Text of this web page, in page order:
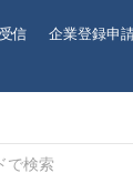
信 企業登録申